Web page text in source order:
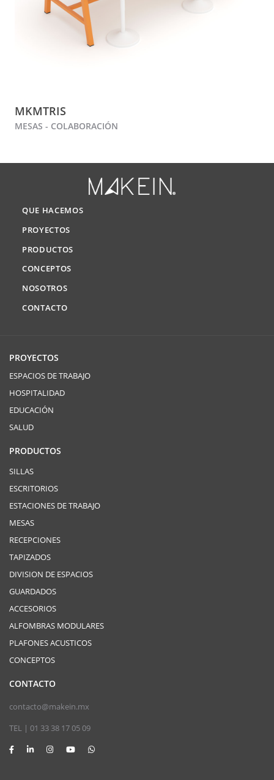
MKMTRIS
MESAS - COLABORACIÓN
QUE HACEMOS
PROYECTOS
PRODUCTOS
CONCEPTOS
NOSOTROS
CONTACTO
PROYECTOS
ESPACIOS DE TRABAJO
HOSPITALIDAD
EDUCACIÓN
SALUD
PRODUCTOS
SILLAS
ESCRITORIOS
ESTACIONES DE TRABAJO
MESAS
RECEPCIONES
TAPIZADOS
DIVISION DE ESPACIOS
GUARDADOS
ACCESORIOS
ALFOMBRAS MODULARES
PLAFONES ACUSTICOS
CONCEPTOS
CONTACTO
contacto@makein.mx
TEL | 01 33 38 17 05 09